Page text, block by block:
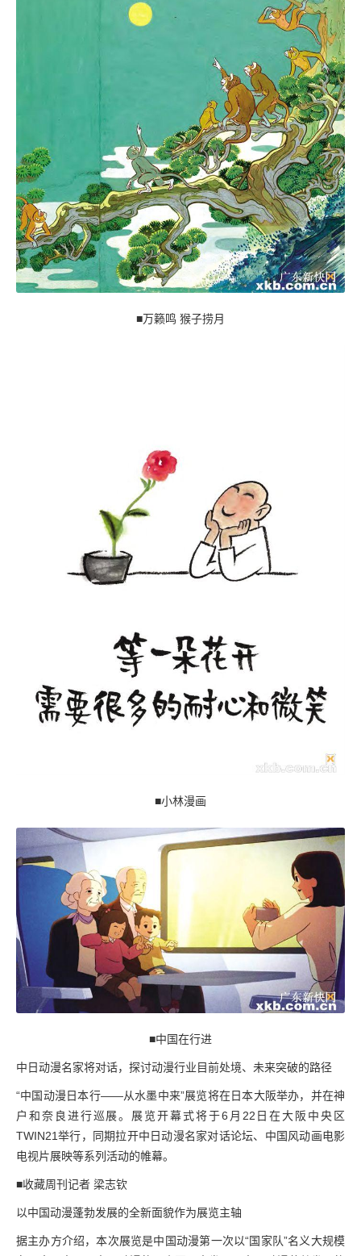
■万籁鸣 猴子捞月
■小林漫画
■中国在行进
中日动漫名家将对话，探讨动漫行业目前处境、未来突破的路径
“中国动漫日本行——从水墨中来”展览将在日本大阪举办，并在神
户和奈良进行巡展。展览开幕式将于6月22日在大阪中央区
TWIN21举行，同期拉开中日动漫名家对话论坛、中国风动画电影
电视片展映等系列活动的帷幕。
■收藏周刊记者 梁志钦
以中国动漫蓬勃发展的全新面貌作为展览主轴
据主办方介绍，本次展览是中国动漫第一次以“国家队”名义大规模